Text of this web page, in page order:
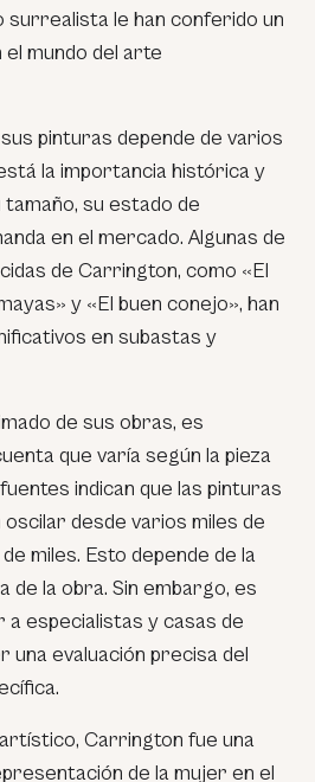
surrealista le han conferido un
mundo del arte
pinturas depende de varios
la importancia histórica y
su estado de
en el mercado. Algunas de
de Carrington, como «El
y «El buen conejo», han
en subastas y
de sus obras, es
que varía según la pieza
indican que las pinturas
desde varios miles de
miles. Esto depende de la
de la obra. Sin embargo, es
especialistas y casas de
una evaluación precisa del
Carrington fue una
de la mujer en el